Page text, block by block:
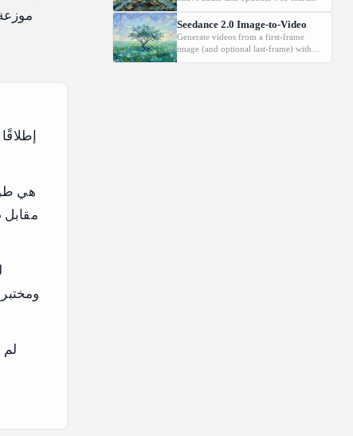
Seedance 2.0 Image-to-Video
Generate videos from a first-frame
image (and optional last-frame) with
native audio.